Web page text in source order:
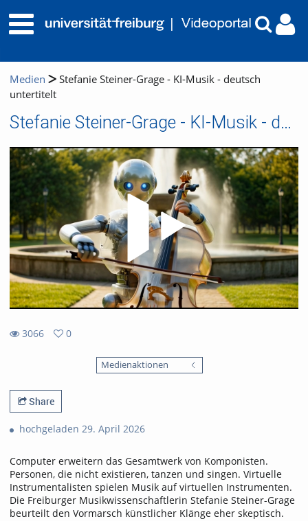
Medien
Stefanie Steiner-Grage - KI-Musik - deutsch
untertitelt
Stefanie Steiner-Grage - KI-Musik - deutsch untertitelt
3066
0
Medienaktionen
Share
hochgeladen 29. April 2026
Computer erweitern das Gesamtwerk von Komponisten.
Personen, die nicht existieren, tanzen und singen. Virtuelle
Instrumentalisten spielen Musik auf virtuellen Instrumenten.
Die Freiburger Musikwissenschaftlerin Stefanie Steiner-Grage
beurteilt den Vormarsch künstlicher Klänge eher skeptisch.